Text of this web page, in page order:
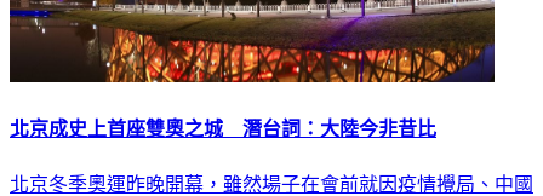
北京成史上首座雙奧之城 潛台詞：大陸今非昔比
北京冬季奧運昨晚開幕，雖然場子在會前就因疫情攪局、中國